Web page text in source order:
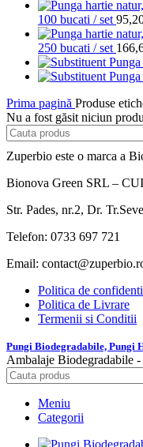
100 bucati / set
250 bucati / set
Prima pagină Produse
Nu a fost găsit niciun
Zuperbio este o marca a
Bionova Green SRL –
Str. Pades, nr.2, Dr.
Telefon: 0733 697 721
Email:
Politica de
Politica de Livrare
Termenii si Conditii
Pungi Biodegradabile, Pungi
Ambalaje Biodegradabile
Meniu
Categorii